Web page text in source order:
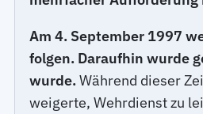
Am 4. September 1997
folgen. Daraufhin wurde
wurde. Während dieser
weigerte, Wehrdienst zu